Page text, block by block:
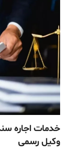
خدمات اجاره
وکیل رسمی